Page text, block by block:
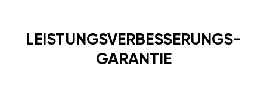
LEISTUNGSVERBESSE­RUNGS­
GARANTIE